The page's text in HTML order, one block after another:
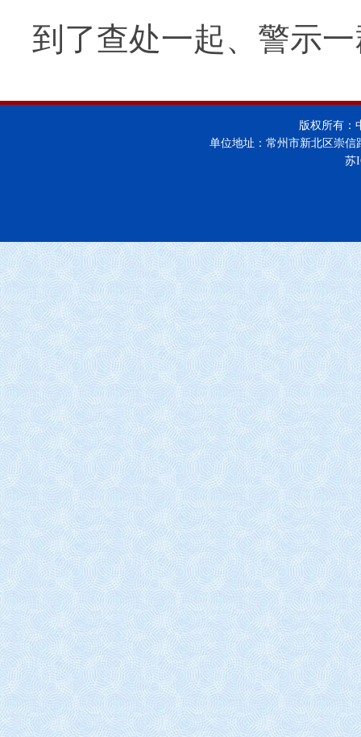
到了查处一起、警示
版权所有：
单位地址：常州市新北区崇
苏